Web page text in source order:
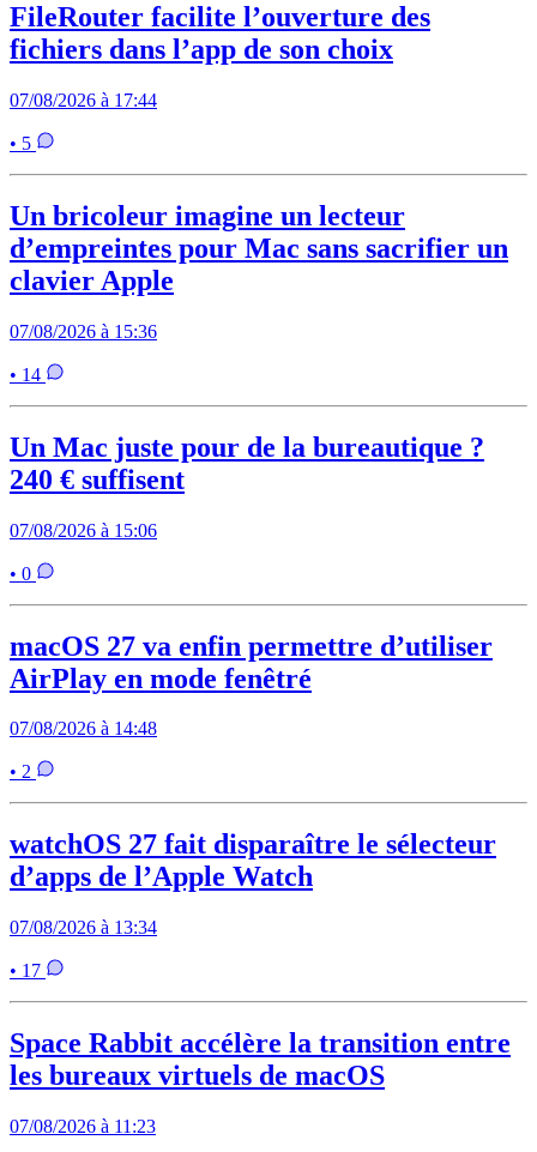
FileRouter facilite l’ouverture des
fichiers dans l’app de son choix
07/08/2026 à 17:44
• 5
Un bricoleur imagine un lecteur
d’empreintes pour Mac sans sacrifier un
clavier Apple
07/08/2026 à 15:36
• 14
Un Mac juste pour de la bureautique ?
240 € suffisent
07/08/2026 à 15:06
• 0
macOS 27 va enfin permettre d’utiliser
AirPlay en mode fenêtré
07/08/2026 à 14:48
• 2
watchOS 27 fait disparaître le sélecteur
d’apps de l’Apple Watch
07/08/2026 à 13:34
• 17
Space Rabbit accélère la transition entre
les bureaux virtuels de macOS
07/08/2026 à 11:23